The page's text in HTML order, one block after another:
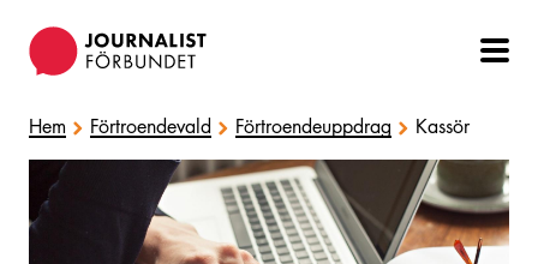
Hem Förtroendevald Förtroendeuppdrag Kassör